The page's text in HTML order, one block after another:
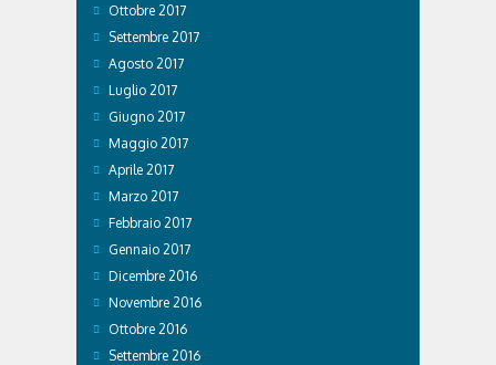
Ottobre 2017
Settembre 2017
Agosto 2017
Luglio 2017
Giugno 2017
Maggio 2017
Aprile 2017
Marzo 2017
Febbraio 2017
Gennaio 2017
Dicembre 2016
Novembre 2016
Ottobre 2016
Settembre 2016